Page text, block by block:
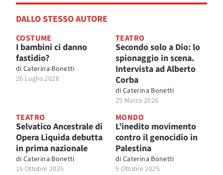
DALLO STESSO AUTORE
COSTUME
I bambini ci danno
fastidio?
di Caterina Bonetti
26 Luglio 2026
TEATRO
Secondo solo a Dio: lo
spionaggio in scena.
Intervista ad Alberto
Corba
di Caterina Bonetti
25 Marzo 2026
TEATRO
Selvatico Ancestrale di
Opera Liquida debutta
in prima nazionale
di Caterina Bonetti
15 Ottobre 2025
MONDO
L’inedito movimento
contro il genocidio in
Palestina
di Caterina Bonetti
5 Ottobre 2025